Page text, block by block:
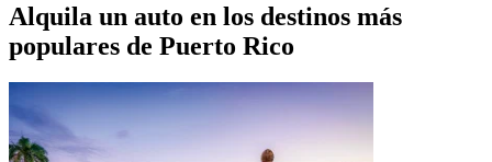
Alquila un auto en los destinos más
populares de Puerto Rico